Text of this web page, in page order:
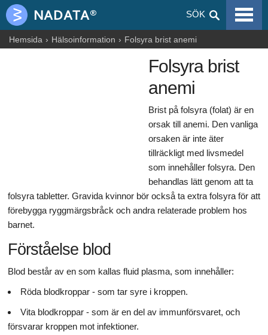
SÖK
VIRALA SJUKDOMAR
ALLERGIER
HÄLSOINFORMATION
Hemsida Hälsoinformation Folsyra brist anemi
Folsyra brist
anemi
Brist på folsyra (folat) är en
orsak till anemi. Den vanliga
orsaken är inte äter
tillräckligt med livsmedel
som innehåller folsyra. Den
behandlas lätt genom att ta
folsyra tabletter. Gravida kvinnor bör också ta extra folsyra för att
förebygga ryggmärgsbråck och andra relaterade problem hos
barnet.
Förståelse blod
Blod består av en som kallas fluid plasma, som innehåller:
Röda blodkroppar - som tar syre i kroppen.
Vita blodkroppar - som är en del av immunförsvaret, och
försvarar kroppen mot infektioner.